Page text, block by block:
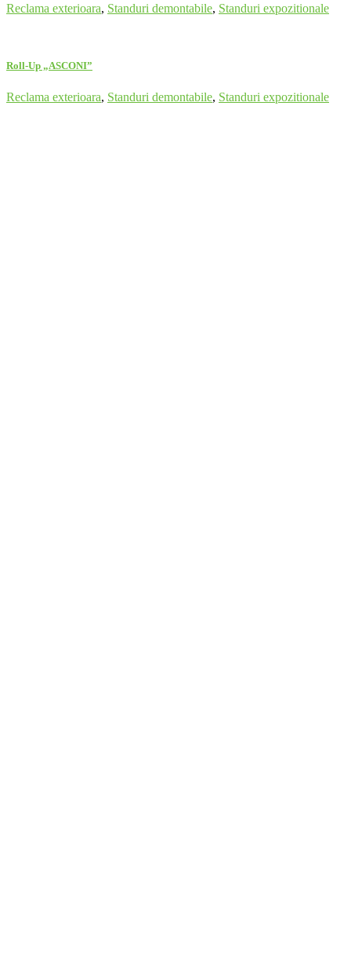
Reclama exterioara, Standuri demontabile, Standuri expozitionale
Roll-Up „ASCONI”
Reclama exterioara, Standuri demontabile, Standuri expozitionale